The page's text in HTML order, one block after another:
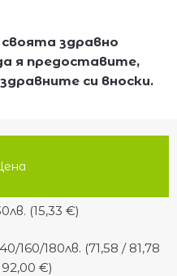
здравно
я предоставите,
си вноски.
(15,33 €)
160/180лв. (71,58 / 81,78
€)